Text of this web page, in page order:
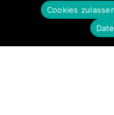
Cookies